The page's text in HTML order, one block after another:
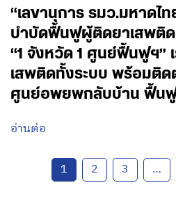
“เลขานุการ รมว.มหาดไท
บำบัดฟื้นฟูผู้ติดยาเสพติด
“1 จังหวัด 1 ศูนย์ฟื้นฟูฯ”
เสพติดทั้งระบบ พร้อมติด
ศูนย์อพยพกลับบ้าน ฟื้น
อ่านต่อ
1 2 3 …